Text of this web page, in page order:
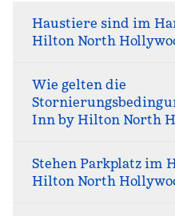
Haustiere sind im
Hilton North
Wie gelten die
Inn by Hilton North
Stehen Parkplatz im
Hilton North